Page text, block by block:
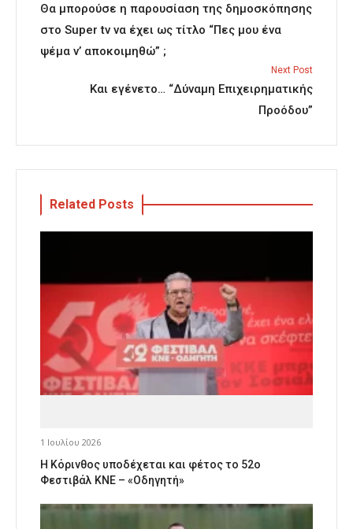
Θα μπορούσε η παρουσίαση της δημοσκόπησης
στο Super tv να έχει ως τίτλο “Πες μου ένα
ψέμα ν’ αποκοιμηθώ” ;
Next Post
Και εγένετο… “Δύναμη Επιχειρηματικής
Προόδου”
Related Posts
1 Ιουλίου 2026
Η Κόρινθος υποδέχεται και φέτος το 52ο
Φεστιβάλ ΚΝΕ – «Οδηγητή»